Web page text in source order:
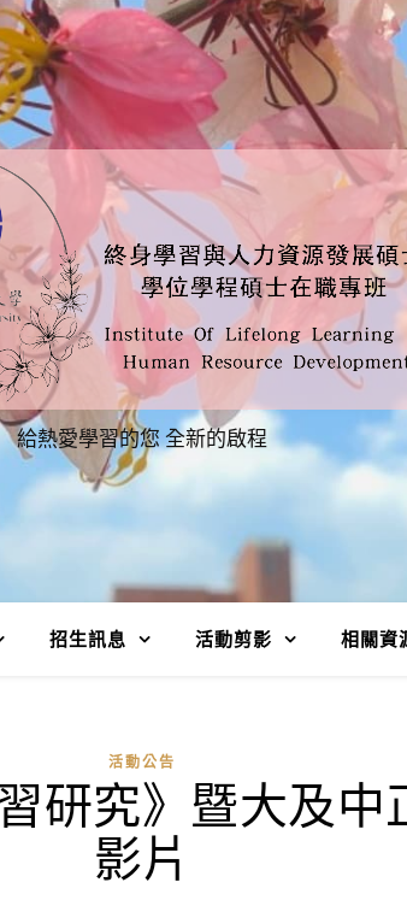
給熱愛學習的您 全新的啟程
招生訊息 活動剪影 相關資
活動公告
研究》暨大及
影片